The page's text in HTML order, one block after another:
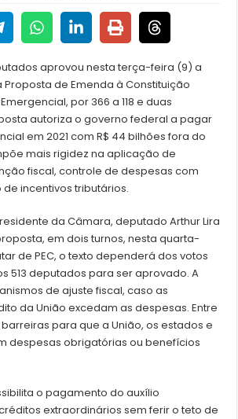
aprovou nesta terça-feira (9) a
de Emenda à Constituição
Emergencial, por 366 a 118 e duas
autoriza o governo federal a pagar
em 2021 com R$ 44 bilhões fora do
mais rigidez na aplicação de
fiscal, controle de despesas com
incentivos tributários.
da Câmara, deputado Arthur Lira
em dois turnos, nesta quarta-
de PEC, o texto dependerá dos votos
513 deputados para ser aprovado. A
de ajuste fiscal, caso as
da União excedam as despesas. Entre
para que a União, os estados e
despesas obrigatórias ou benefícios
o pagamento do auxílio
extraordinários sem ferir o teto de